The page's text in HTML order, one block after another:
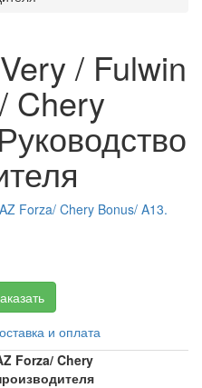
/ Fulwin
Chery
и оплата
Forza/ Chery